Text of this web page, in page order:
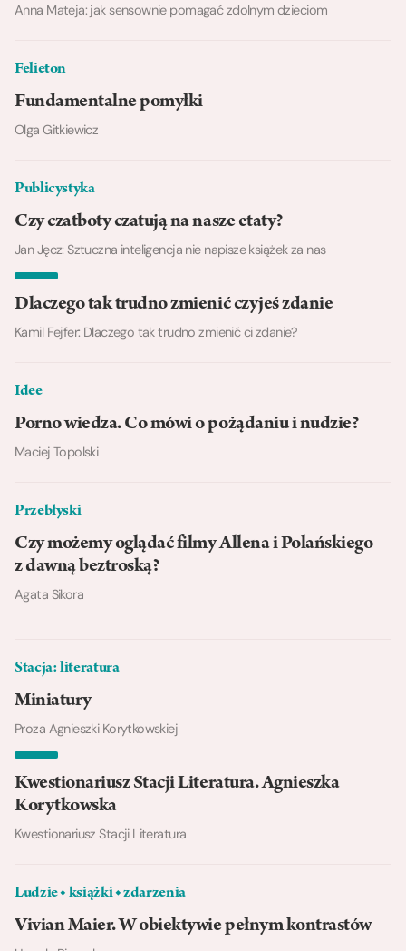
Anna Mateja: jak sensownie pomagać zdolnym dzieciom
Felieton
Fundamentalne pomyłki
Olga Gitkiewicz
Publicystyka
Czy czatboty czatują na nasze etaty?
Jan Jęcz: Sztuczna inteligencja nie napisze książek za nas
Dlaczego tak trudno zmienić czyjeś zdanie
Kamil Fejfer: Dlaczego tak trudno zmienić ci zdanie?
Idee
Porno wiedza. Co mówi o pożądaniu i nudzie?
Maciej Topolski
Przebłyski
Czy możemy oglądać filmy Allena i Polańskiego
z dawną beztroską?
Agata Sikora
Stacja: literatura
Miniatury
Proza Agnieszki Korytkowskiej
Kwestionariusz Stacji Literatura. Agnieszka
Korytkowska
Kwestionariusz Stacji Literatura
Ludzie ◆ książki ◆ zdarzenia
Vivian Maier. W obiektywie pełnym kontrastów